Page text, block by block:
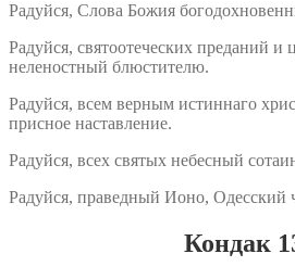
Радуйся, Слова Божия
Радуйся, святоотеческих преданий и
неленостный блюстителю.
Радуйся, всем верным истиннаго
присное наставление.
Радуйся, всех святых небесный
Радуйся, праведный Ионо, Одесский
Кондак